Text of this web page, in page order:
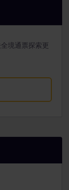
境通票探索更